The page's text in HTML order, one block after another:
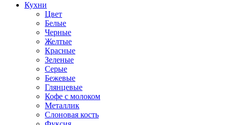
Кухни
Цвет
Белые
Черные
Желтые
Красные
Зеленые
Серые
Бежевые
Глянцевые
Кофе с молоком
Металлик
Слоновая кость